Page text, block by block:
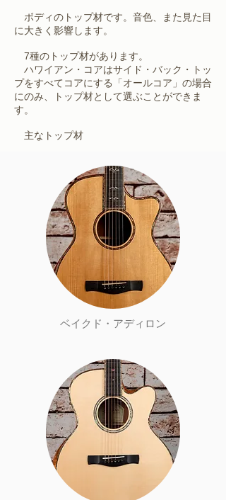
ボディのトップ材です。音色、また見た目
に大きく影響します。
7種のトップ材があります。
ハワイアン・コアはサイド・バック・トッ
プをすべてコアにする「オールコア」の場合
にのみ、トップ材として選ぶことができま
す。
​ 主なトップ材
​ベイクド・アディロン